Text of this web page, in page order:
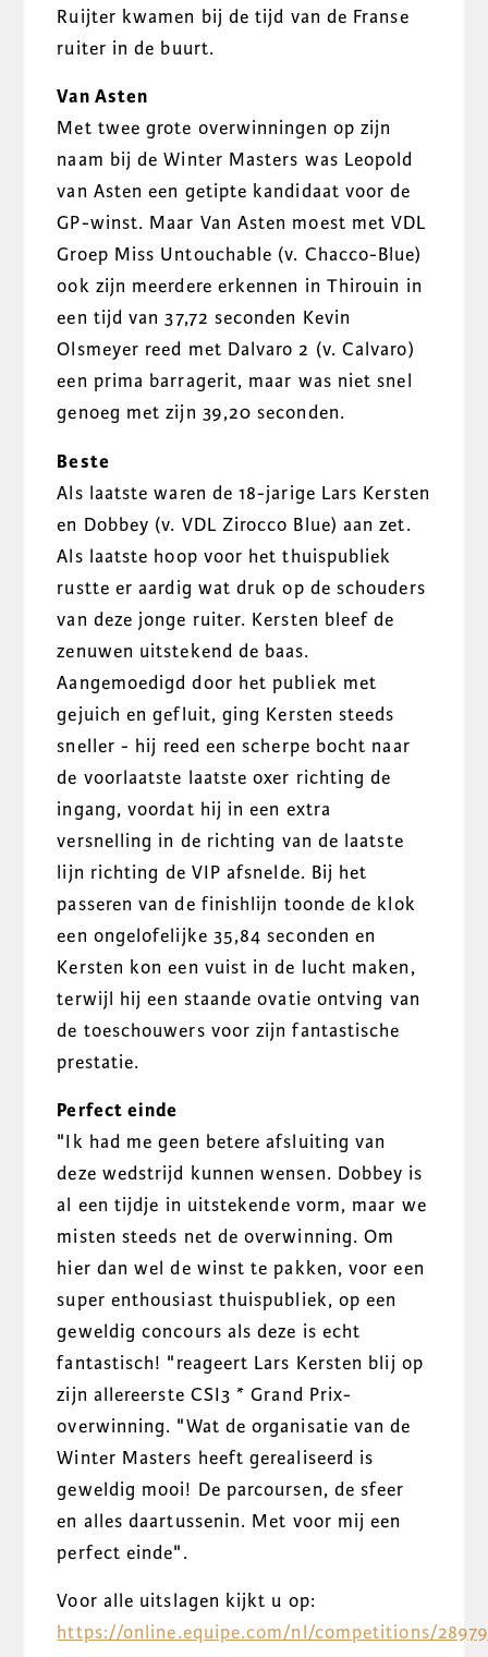
Ruijter kwamen bij de tijd van de Franse
ruiter in de buurt.
Van Asten
Met twee grote overwinningen op zijn
naam bij de Winter Masters was Leopold
van Asten een getipte kandidaat voor de
GP-winst. Maar Van Asten moest met VDL
Groep Miss Untouchable (v. Chacco-Blue)
ook zijn meerdere erkennen in Thirouin in
een tijd van 37,72 seconden Kevin
Olsmeyer reed met Dalvaro 2 (v. Calvaro)
een prima barragerit, maar was niet snel
genoeg met zijn 39,20 seconden.
Beste
Als laatste waren de 18-jarige Lars Kersten
en Dobbey (v. VDL Zirocco Blue) aan zet.
Als laatste hoop voor het thuispubliek
rustte er aardig wat druk op de schouders
van deze jonge ruiter. Kersten bleef de
zenuwen uitstekend de baas.
Aangemoedigd door het publiek met
gejuich en gefluit, ging Kersten steeds
sneller - hij reed een scherpe bocht naar
de voorlaatste laatste oxer richting de
ingang, voordat hij in een extra
versnelling in de richting van de laatste
lijn richting de VIP afsnelde. Bij het
passeren van de finishlijn toonde de klok
een ongelofelijke 35,84 seconden en
Kersten kon een vuist in de lucht maken,
terwijl hij een staande ovatie ontving van
de toeschouwers voor zijn fantastische
prestatie.
Perfect einde
"Ik had me geen betere afsluiting van
deze wedstrijd kunnen wensen. Dobbey is
al een tijdje in uitstekende vorm, maar we
misten steeds net de overwinning. Om
hier dan wel de winst te pakken, voor een
super enthousiast thuispubliek, op een
geweldig concours als deze is echt
fantastisch! "reageert Lars Kersten blij op
zijn allereerste CSI3 * Grand Prix-
overwinning. "Wat de organisatie van de
Winter Masters heeft gerealiseerd is
geweldig mooi! De parcoursen, de sfeer
en alles daartussenin. Met voor mij een
perfect einde".
Voor alle uitslagen kijkt u op:
https://online.equipe.com/nl/competitions/